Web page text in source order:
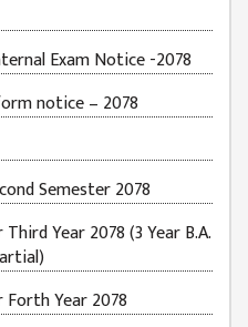
Exam Notice -2078
notice – 2078
Semester 2078
Year 2078 (3 Year B.A.
Year 2078